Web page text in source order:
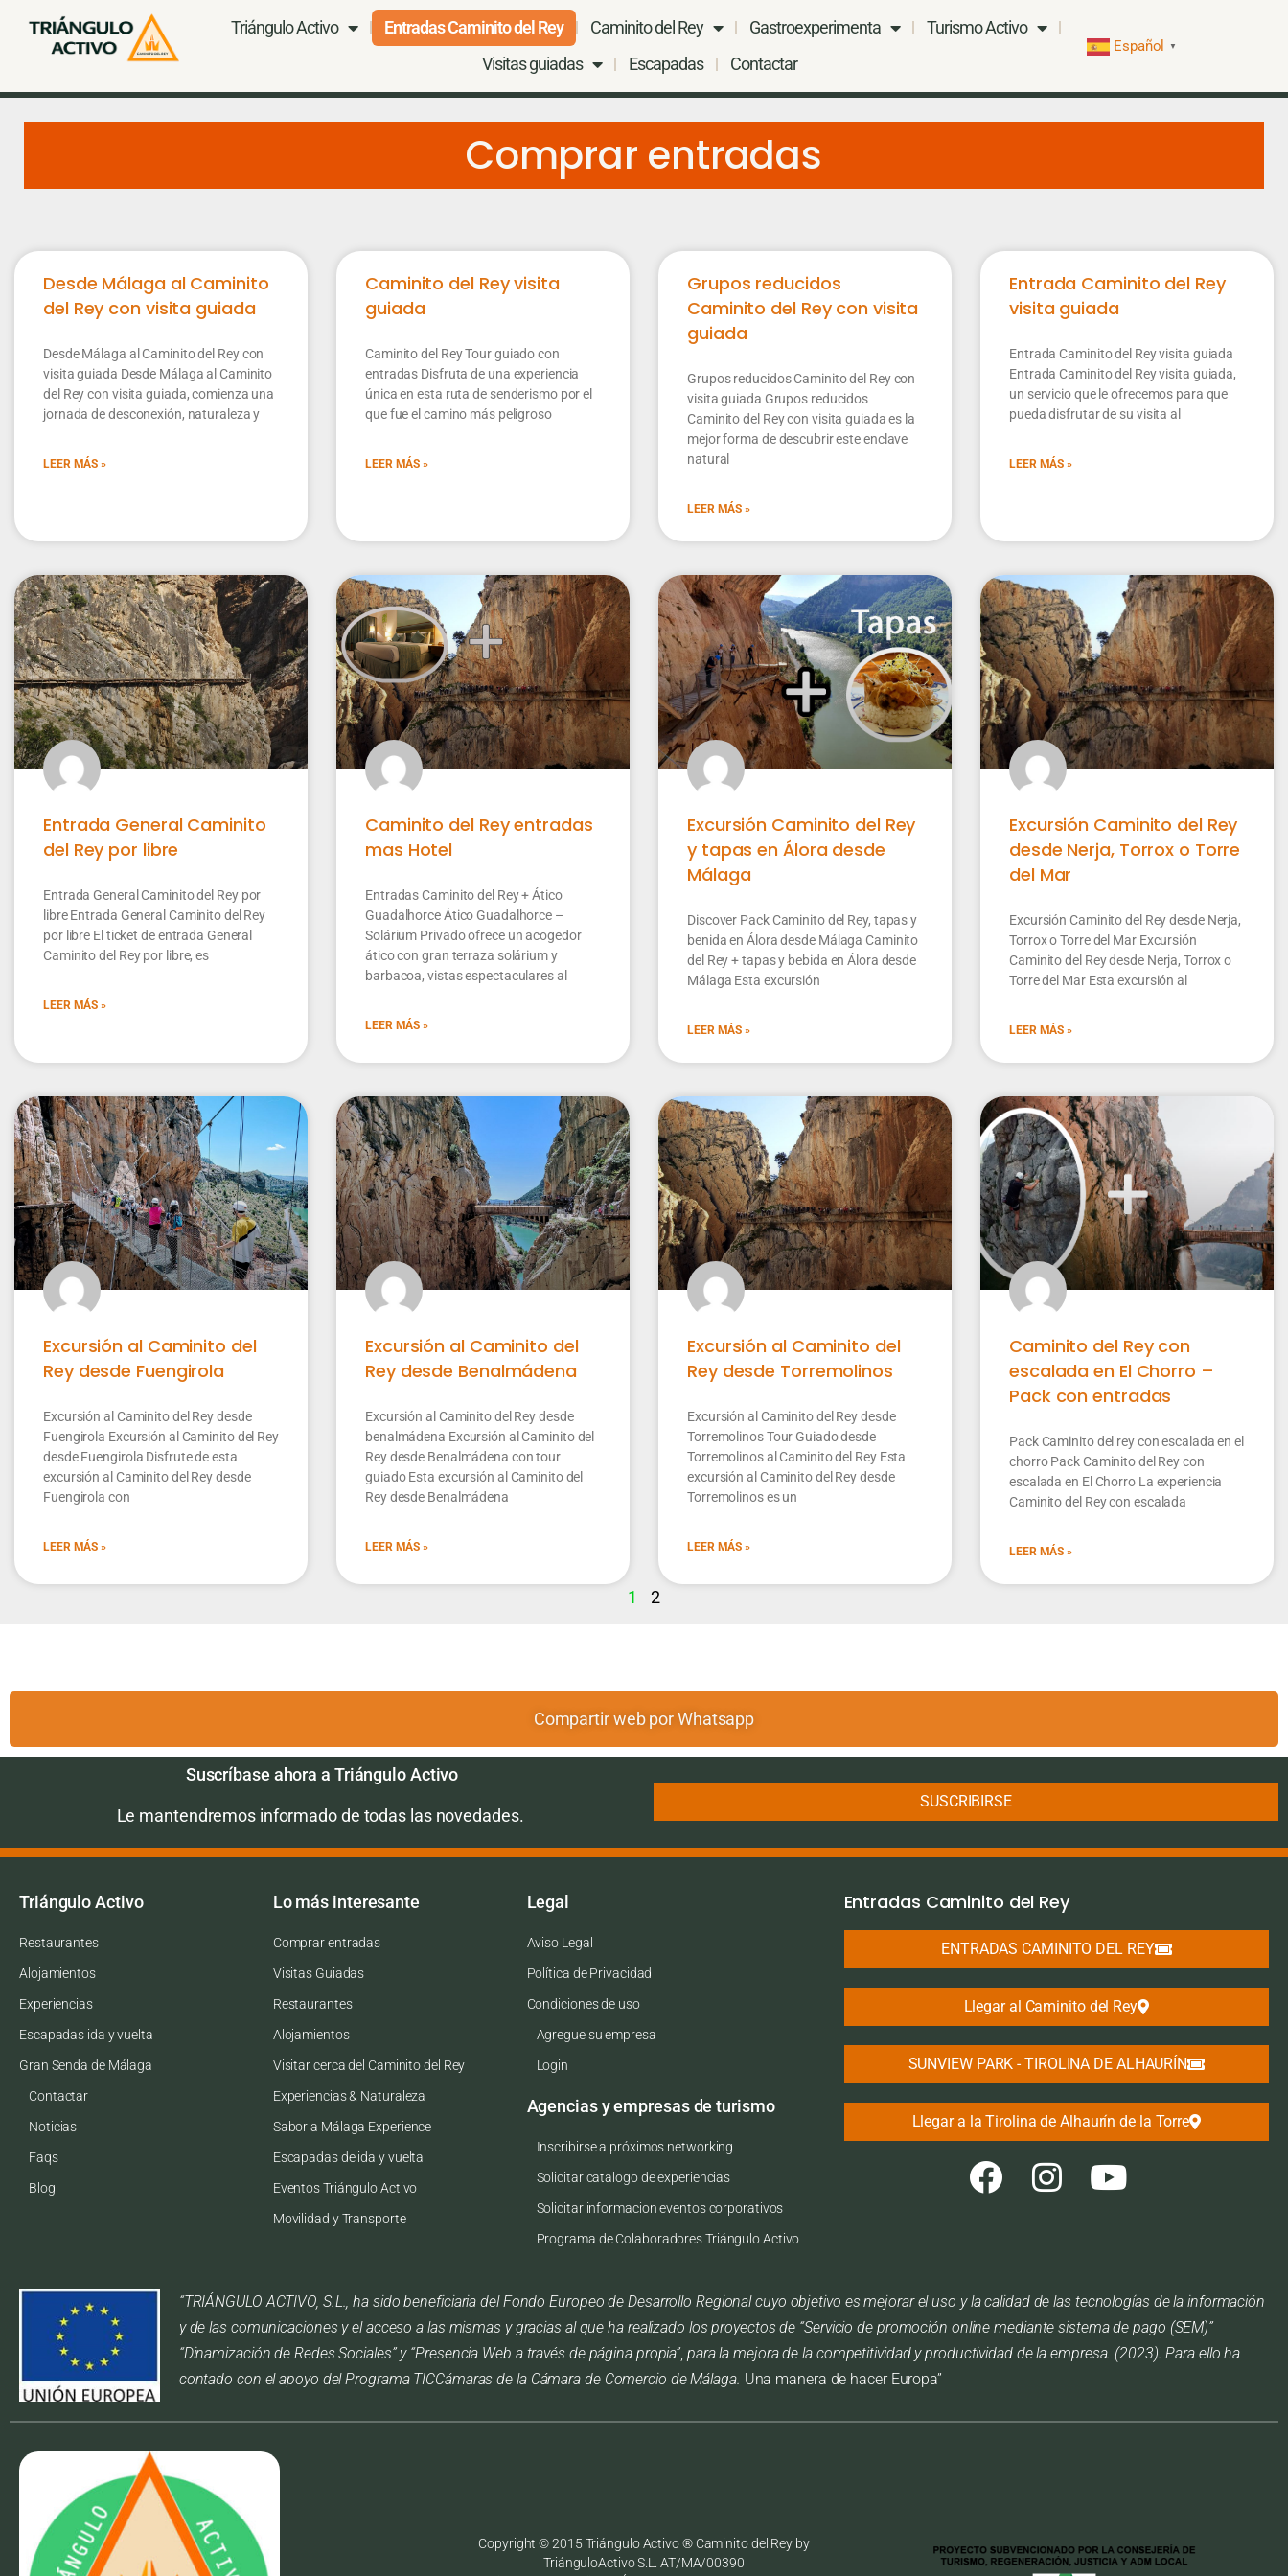
Triángulo Activo Entradas Caminito del Rey Caminito del Rey Gastroexperimenta
Turismo Activo
Visitas guiadas
Escapadas Contactar
Español ▼
Comprar entradas
Desde Málaga al Caminito
del Rey con visita guiada
Desde Málaga al Caminito del Rey con
visita guiada Desde Málaga al Caminito
del Rey con visita guiada, comienza una
jornada de desconexión, naturaleza y
LEER MÁS »
Caminito del Rey visita
guiada
Caminito del Rey Tour guiado con
entradas Disfruta de una experiencia
única en esta ruta de senderismo por el
que fue el camino más peligroso
LEER MÁS »
Grupos reducidos
Caminito del Rey con visita
guiada
Grupos reducidos Caminito del Rey con
visita guiada Grupos reducidos
Caminito del Rey con visita guiada es la
mejor forma de descubrir este enclave
natural
LEER MÁS »
Entrada Caminito del Rey
visita guiada
Entrada Caminito del Rey visita guiada
Entrada Caminito del Rey visita guiada,
un servicio que le ofrecemos para que
pueda disfrutar de su visita al
LEER MÁS »
Entrada General Caminito
del Rey por libre
Entrada General Caminito del Rey por
libre Entrada General Caminito del Rey
por libre El ticket de entrada General
Caminito del Rey por libre, es
LEER MÁS »
Caminito del Rey entradas
mas Hotel
Entradas Caminito del Rey + Ático
Guadalhorce Ático Guadalhorce –
Solárium Privado ofrece un acogedor
ático con gran terraza solárium y
barbacoa, vistas espectaculares al
LEER MÁS »
Excursión Caminito del Rey
y tapas en Álora desde
Málaga
Discover Pack Caminito del Rey, tapas y
benida en Álora desde Málaga Caminito
del Rey + tapas y bebida en Álora desde
Málaga Esta excursión
LEER MÁS »
Excursión Caminito del Rey
desde Nerja, Torrox o Torre
del Mar
Excursión Caminito del Rey desde Nerja,
Torrox o Torre del Mar Excursión
Caminito del Rey desde Nerja, Torrox o
Torre del Mar Esta excursión al
LEER MÁS »
Excursión al Caminito del
Rey desde Fuengirola
Excursión al Caminito del Rey desde
Fuengirola Excursión al Caminito del Rey
desde Fuengirola Disfrute de esta
excursión al Caminito del Rey desde
Fuengirola con
LEER MÁS »
Excursión al Caminito del
Rey desde Benalmádena
Excursión al Caminito del Rey desde
benalmádena Excursión al Caminito del
Rey desde Benalmádena con tour
guiado Esta excursión al Caminito del
Rey desde Benalmádena
LEER MÁS »
Excursión al Caminito del
Rey desde Torremolinos
Excursión al Caminito del Rey desde
Torremolinos Tour Guiado desde
Torremolinos al Caminito del Rey Esta
excursión al Caminito del Rey desde
Torremolinos es un
LEER MÁS »
Caminito del Rey con
escalada en El Chorro –
Pack con entradas
Pack Caminito del rey con escalada en el
chorro Pack Caminito del Rey con
escalada en El Chorro La experiencia
Caminito del Rey con escalada
LEER MÁS »
1 2
Compartir web por Whatsapp
Suscríbase ahora a Triángulo Activo
Le mantendremos informado de todas las novedades.
SUSCRIBIRSE
Triángulo Activo
Restaurantes
Alojamientos
Experiencias
Escapadas ida y vuelta
Gran Senda de Málaga
Contactar
Noticias
Faqs
Blog
Lo más interesante
Comprar entradas
Visitas Guiadas
Restaurantes
Alojamientos
Visitar cerca del Caminito del Rey
Experiencias & Naturaleza
Sabor a Málaga Experience
Escapadas de ida y vuelta
Eventos Triángulo Activo
Movilidad y Transporte
Legal
Aviso Legal
Política de Privacidad
Condiciones de uso
Agregue su empresa
Login
Agencias y empresas de turismo
Inscribirse a próximos networking
Solicitar catalogo de experiencias
Solicitar informacion eventos corporativos
Programa de Colaboradores Triángulo Activo
Entradas Caminito del Rey
ENTRADAS CAMINITO DEL REY
Llegar al Caminito del Rey
SUNVIEW PARK - TIROLINA DE ALHAURÍN
Llegar a la Tirolina de Alhaurín de la Torre
“TRIÁNGULO ACTIVO, S.L., ha sido beneficiaria del Fondo Europeo de Desarrollo Regional cuyo objetivo es mejorar el uso y la calidad de las tecnologías de la información
y de las comunicaciones y el acceso a las mismas y gracias al que ha realizado los proyectos de “Servicio de promoción online mediante sistema de pago (SEM)”
“Dinamización de Redes Sociales” y “Presencia Web a través de página propia”, para la mejora de la competitividad y productividad de la empresa. (2023). Para ello ha
contado con el apoyo del Programa TICCámaras de la Cámara de Comercio de Málaga. Una manera de hacer Europa”
Copyright © 2015 Triángulo Activo ® Caminito del Rey by
TriánguloActivo S.L. AT/MA/00390